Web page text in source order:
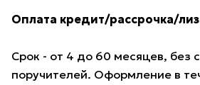
Оплата кредит/рассрочка/
Срок - от 4 до 60 месяцев, без
поручителей. Оформление в